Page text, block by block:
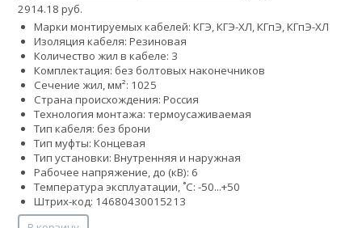
2914.18 руб.
Марки монтируемых кабелей: КГЭ, КГЭ-ХЛ, КГпЭ, КГпЭ-ХЛ
Изоляция кабеля: Резиновая
Количество жил в кабеле: 3
Комплектация: без болтовых наконечников
Сечение жил, мм²: 1025
Страна происхождения: Россия
Технология монтажа: термоусаживаемая
Тип кабеля: без брони
Тип муфты: Концевая
Тип установки: Внутренняя и наружная
Рабочее напряжение, до (кВ): 6
Температура эксплуатации, ˚С: -50...+50
Штрих-код: 14680430015213